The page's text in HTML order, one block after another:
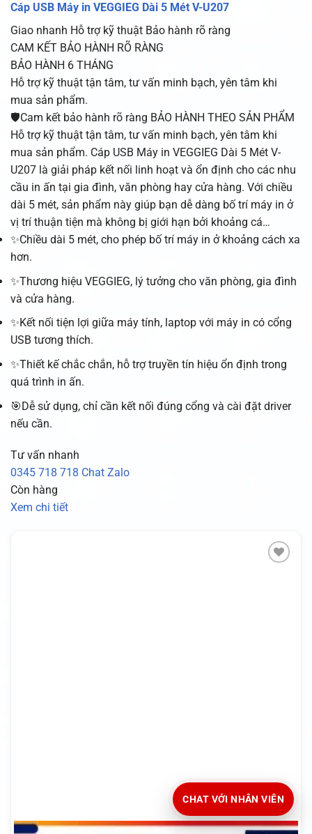
Cáp USB Máy in VEGGIEG Dài 5 Mét V-U207
Giao nhanh Hỗ trợ kỹ thuật Bảo hành rõ ràng
CAM KẾT BẢO HÀNH RÕ RÀNG
BẢO HÀNH 6 THÁNG
Hỗ trợ kỹ thuật tận tâm, tư vấn minh bạch, yên tâm khi
mua sản phẩm.
🛡️Cam kết bảo hành rõ ràng BẢO HÀNH THEO SẢN PHẨM
Hỗ trợ kỹ thuật tận tâm, tư vấn minh bạch, yên tâm khi
mua sản phẩm. Cáp USB Máy in VEGGIEG Dài 5 Mét V-
U207 là giải pháp kết nối linh hoạt và ổn định cho các nhu
cầu in ấn tại gia đình, văn phòng hay cửa hàng. Với chiều
dài 5 mét, sản phẩm này giúp bạn dễ dàng bố trí máy in ở
vị trí thuận tiện mà không bị giới hạn bởi khoảng cá…
✨Chiều dài 5 mét, cho phép bố trí máy in ở khoảng cách xa
hơn.
✨Thương hiệu VEGGIEG, lý tưởng cho văn phòng, gia đình
và cửa hàng.
✨Kết nối tiện lợi giữa máy tính, laptop với máy in có cổng
USB tương thích.
✨Thiết kế chắc chắn, hỗ trợ truyền tín hiệu ổn định trong
quá trình in ấn.
🎯Dễ sử dụng, chỉ cần kết nối đúng cổng và cài đặt driver
nếu cần.
Tư vấn nhanh
0345 718 718 Chat Zalo
Còn hàng
Xem chi tiết
CHAT VỚI NHÂN VIÊN